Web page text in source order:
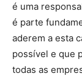
é uma
é parte
aderem a esta
possível e que
todas as